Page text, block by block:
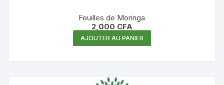
Feuilles de Moringa
2,000 CFA
AJOUTER AU PANIER